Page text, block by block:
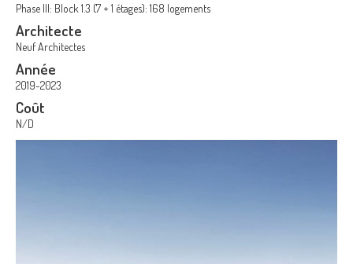
Phase III: Block 1.3 (7 + 1 étages): 168 logements
Architecte
Neuf Architectes
Année
2019-2023
Coût
N/D